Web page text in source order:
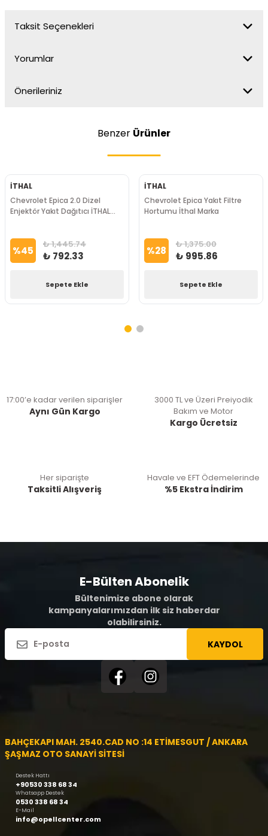
Taksit Seçenekleri
Yorumlar
Önerileriniz
Benzer Ürünler
İTHAL
Chevrolet Epica 2.0 Dizel
Enjektör Yakıt Dağıtıcı İTHAL
%45 ₺ 1,445.74
₺ 792.33
Sepete Ekle
İTHAL
Chevrolet Epica Yakıt Filtre
Hortumu İthal Marka
%28 ₺ 1,375.00
₺ 995.86
Sepete Ekle
17:00’e kadar verilen siparişler
Aynı Gün Kargo
3000 TL ve Üzeri Preiyodik
Bakım ve Motor
Kargo Ücretsiz
Her siparişte
Taksitli Alışveriş
Havale ve EFT Ödemelerinde
%5 Ekstra İndirim
E-Bülten Abonelik
Bültenimize abone olarak
kampanyalarımızdan ilk siz haberdar
olabilirsiniz.
KAYDOL
BAHÇEKAPI MAH. 2540.CAD NO :14 ETİMESGUT / ANKARA
ŞAŞMAZ OTO SANAYİ SİTESİ
Destek Hattı
+90530 338 68 34
Whatsapp Destek
0530 338 68 34
E-Mail
info@opellcenter.com